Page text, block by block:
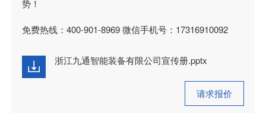
势！
免费热线：400-901-8969 微信手机号：17316910092
浙江九通智能装备有限公司宣传册.pptx
请求报价